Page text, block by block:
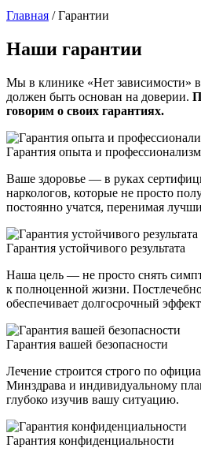
Главная /Гарантии
Наши гарантии
Мы в клинике «Нет зависимости»
должен быть основан на доверии.
говорим о своих гарантиях.
Гарантия опыта и
Ваше здоровье — в руках
наркологов, которые не просто
постоянно учатся, перенимая
Гарантия устойчивого результата
Наша цель — не просто снять
к полноценной жизни.
обеспечивает долгосрочный
Гарантия вашей безопасности
Лечение строится строго по
Минздрава и индивидуальному
глубоко изучив вашу ситуацию.
Гарантия конфиденциальности